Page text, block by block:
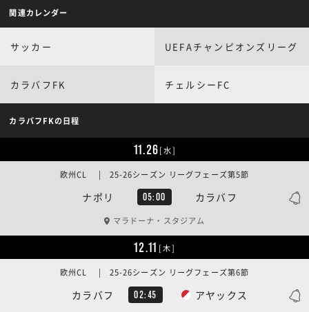
関連カレンダー
サッカー UEFAチャンピオンズリーグ
カラバフFK チェルシーFC
カラバフFKの日程
11.26[水]
ナポリ 05:00 カラバフ
欧州CL | 25-26シーズン リーグフェーズ第5節
マラドーナ・スタジアム
12.11 [木]
カラバフ 02:45 アヤックス
欧州CL | 25-26シーズン リーグフェーズ第6節